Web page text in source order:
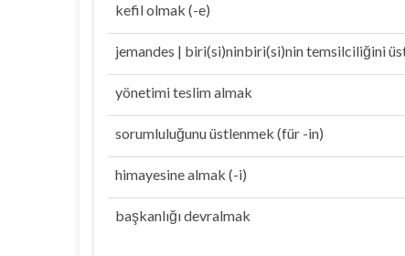
kefil olmak (-e)
jemandes | biri(si)ninbiri(si)nin temsilciliğini
yönetimi teslim almak
sorumluluğunu üstlenmek (für -in)
himayesine almak (-i)
başkanlığı devralmak